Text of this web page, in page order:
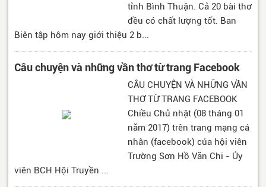
tỉnh Bình Thuận. Cả 20 bài thơ
đều có chất lượng tốt. Ban
Biên tập hôm nay giới thiệu 2 b...
Câu chuyện và những vần thơ từ trang Facebook
CÂU CHUYỆN VÀ NHỮNG VẦN
THƠ TỪ TRANG FACEBOOK
Chiều Chủ nhật (08 tháng 01
năm 2017) trên trang mạng cá
nhân (facebook) của hội viên
Trường Sơn Hồ Văn Chi - Ủy
viên BCH Hội Truyền ...